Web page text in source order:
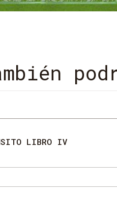
LIBRO IV